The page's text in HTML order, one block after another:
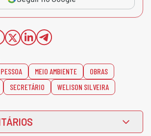
MEIO AMBIENTE
OBRAS
SECRETÁRIO WELISON SILVEIRA